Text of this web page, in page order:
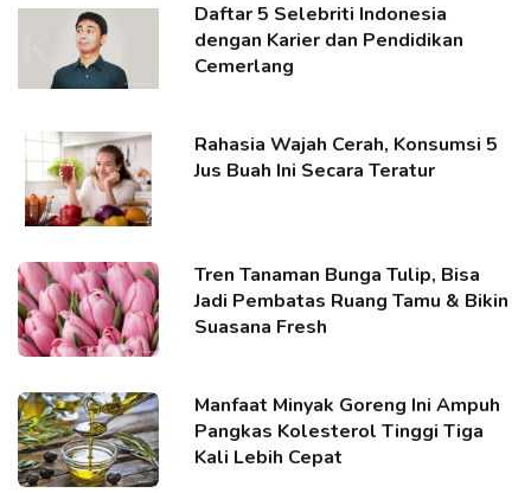
Daftar 5 Selebriti Indonesia
dengan Karier dan Pendidikan
Cemerlang
Rahasia Wajah Cerah, Konsumsi 5
Jus Buah Ini Secara Teratur
Tren Tanaman Bunga Tulip, Bisa
Jadi Pembatas Ruang Tamu & Bikin
Suasana Fresh
Manfaat Minyak Goreng Ini Ampuh
Pangkas Kolesterol Tinggi Tiga
Kali Lebih Cepat